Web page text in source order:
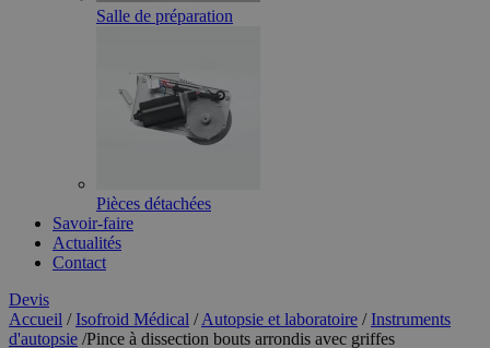
Salle de préparation
Pièces détachées
Savoir-faire
Actualités
Contact
Devis
Accueil /Isofroid Médical /Autopsie et laboratoire /Instruments
d'autopsie /Pince à dissection bouts arrondis avec griffes